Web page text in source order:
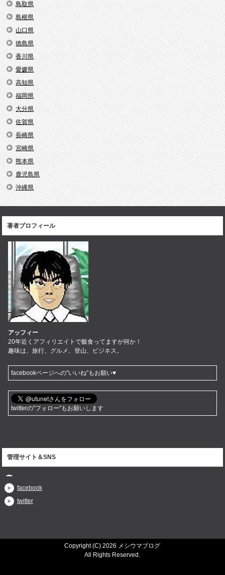
鳥取県
島根県
山口県
徳島県
香川県
愛媛県
高知県
福岡県
大分県
佐賀県
長崎県
宮崎県
熊本県
鹿児島県
沖縄県
著者プロフィール
アッフィー
20年近くアフィリエイトで飯食ってますが何か！
趣味は、旅行、グルメ、登山、ビジネス。
facebookページへの"いいね"もお願い♥
twitterの"フォロー"もお願いします
管理サイト＆SNS
facebook
twitter
Copyright (C) 2026 メシウマブログ
All Rights Reserved.